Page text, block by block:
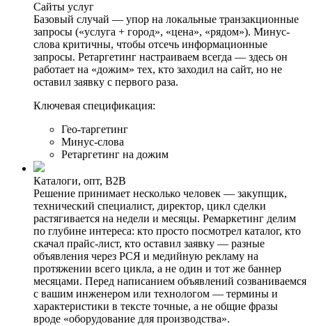
Сайты услуг
Базовый случай — упор на локальные транзакционные
запросы («услуга + город», «цена», «рядом»). Минус-
слова критичны, чтобы отсечь информационные
запросы. Ретаргетинг настраиваем всегда — здесь он
работает на «дожим» тех, кто заходил на сайт, но не
оставил заявку с первого раза.
Ключевая спецификация:
Гео-таргетинг
Минус-слова
Ретаргетинг на дожим
Каталоги, опт, B2B
Решение принимает несколько человек — закупщик,
технический специалист, директор, цикл сделки
растягивается на недели и месяцы. Ремаркетинг делим
по глубине интереса: кто просто посмотрел каталог, кто
скачал прайс-лист, кто оставил заявку — разные
объявления через РСЯ и медийную рекламу на
протяжении всего цикла, а не один и тот же баннер
месяцами. Перед написанием объявлений созваниваемся
с вашим инженером или технологом — термины и
характеристики в тексте точные, а не общие фразы
вроде «оборудование для производства».